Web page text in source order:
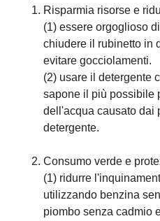
Risparmia risorse e
(1) essere orgoglioso
chiudere il rubinetto in
evitare gocciolamenti.
(2) usare il detergente
sapone il più possibile
dell'acqua causato dai
detergente.
Consumo verde e
(1) ridurre
utilizzando benzina
piombo senza cadmio